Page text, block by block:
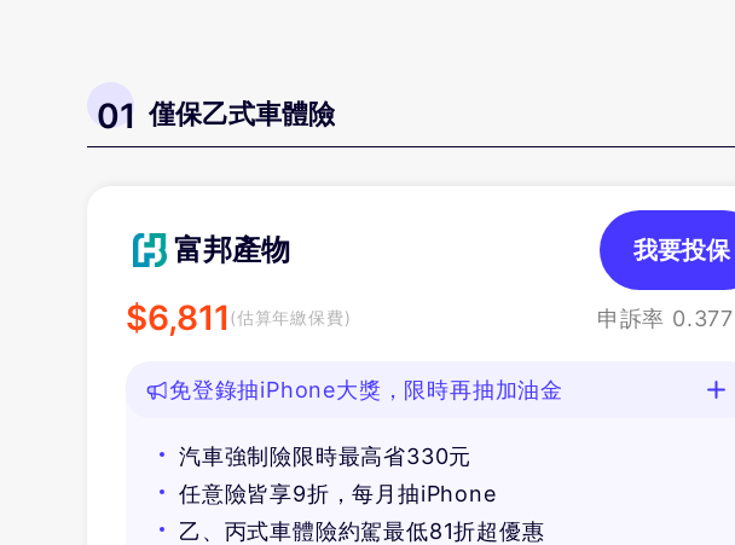
01 僅保乙式車體險
富邦產物
$6,811 (估算年繳保費) 申訴率 0.377
我要投保
免登錄抽iPhone大獎，限時再抽加油金
汽車強制險限時最高省330元
任意險皆享9折，每月抽iPhone
乙、丙式車體險約駕最低81折超優惠